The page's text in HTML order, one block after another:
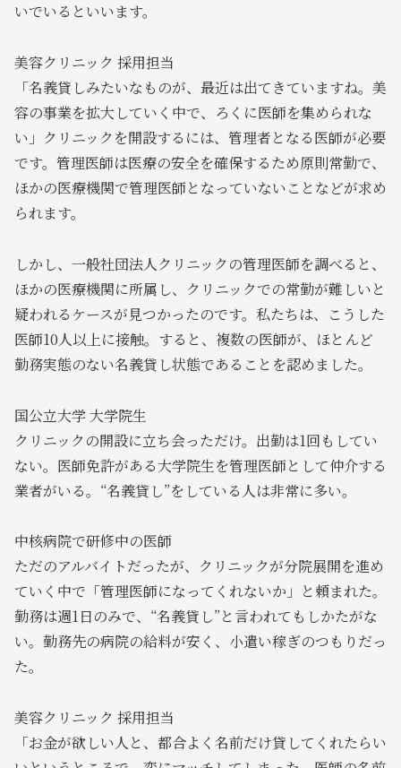
いでいるといいます。
美容クリニック 採用担当
「名義貸しみたいなものが、最近は出てきていますね。美
容の事業を拡大していく中で、ろくに医師を集められな
い」クリニックを開設するには、管理者となる医師が必要
です。管理医師は医療の安全を確保するため原則常勤で、
ほかの医療機関で管理医師となっていないことなどが求め
られます。
しかし、一般社団法人クリニックの管理医師を調べると、
ほかの医療機関に所属し、クリニックでの常勤が難しいと
疑われるケースが見つかったのです。私たちは、こうした
医師10人以上に接触。すると、複数の医師が、ほとんど
勤務実態のない名義貸し状態であることを認めました。
国公立大学 大学院生
クリニックの開設に立ち会っただけ。出勤は1回もしてい
ない。医師免許がある大学院生を管理医師として仲介する
業者がいる。“名義貸し”をしている人は非常に多い。
中核病院で研修中の医師
ただのアルバイトだったが、クリニックが分院展開を進め
ていく中で「管理医師になってくれないか」と頼まれた。
勤務は週1日のみで、“名義貸し”と言われてもしかたがな
い。勤務先の病院の給料が安く、小遣い稼ぎのつもりだっ
た。
美容クリニック 採用担当
「お金が欲しい人と、都合よく名前だけ貸してくれたらい